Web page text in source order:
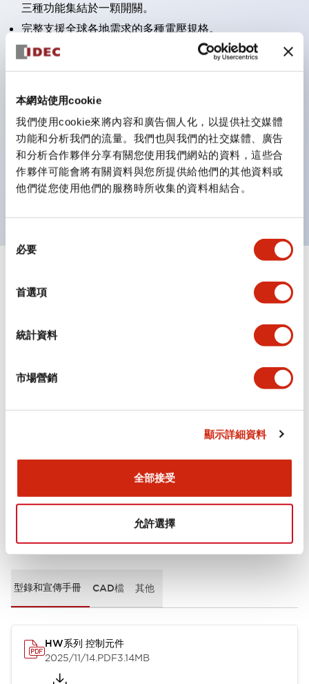
本網站使用cookie
我們使用cookie來將內容和廣告個人化，以提供社交媒體
功能和分析我們的流量。我們也與我們的社交媒體、廣告
和分析合作夥伴分享有關您使用我們網站的資料，這些合
作夥伴可能會將有關資料與您所提供給他們的其他資料或
他們從您使用他們的服務時所收集的資料相結合。
必要
首選項
統計資料
市場營銷
顯示詳細資料
全部接受
允許選擇
三種功能集結於一顆開關。
完整支援全球各地需求的多種電壓規格。
一顆 LED 燈泡即可呈現六種顏色（LSRD 燈泡）。以往
需分色管理的 LED 燈泡，如今可用單一顆燈泡呈現多種
可清楚辨識正方平頭形指示燈的亮燈/熄燈狀態，以及點
燈時的顏色識別。
符合 ISO 3864-4 安全色規範：在危險或緊急狀況下，
顏色表現更明確鮮明，便於更多人識別。
顯示全部+
環境規範
安裝和安裝規範
文件和檔案
型錄和宣傳手冊 CAD檔 其他
HW系列 控制元件
2025/11/14.PDF3.14MB